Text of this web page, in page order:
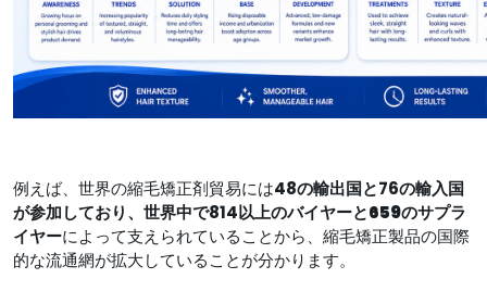
例えば、世界の縮毛矯正剤貿易には48の輸出国と76の輸入国
が参加しており、世界中で814以上のバイヤーと659のサプラ
イヤーによって支えられていることから、縮毛矯正製品の国際
的な流通網が拡大していることが分かります。